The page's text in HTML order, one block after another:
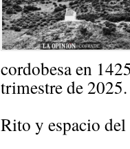
cordobesa en
trimestre de 2025.
Rito y espacio